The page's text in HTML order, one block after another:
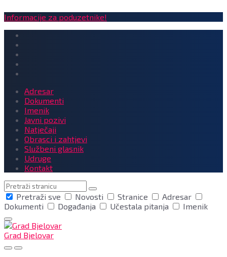
Informacije za poduzetnike!
Adresar
Dokumenti
Imenik
Javni pozivi
Natječaji
Obrasci i zahtjevi
Službeni glasnik
Udruge
Kontakt
Pretraga
Pretraži sve
Novosti Stranice
Adresar
Dokumenti
Događanja Učestala pitanja Imenik
Grad Bjelovar